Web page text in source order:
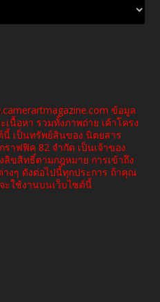
ข้อมูล
นื้อหา รวมทั้งภาพถ่าย เค้าโครง
เป็นทรัพย์สินของ นิตยสาร
ราฟฟิค 82 จำกัด เป็นเจ้าของ
ขสิทธิ์ตามกฎหมาย การเข้าถึง
งๆ ดังต่อไปนี้ทุกประการ ถ้าคุณ
ะใช้งานบนเว็บไซต์นี้